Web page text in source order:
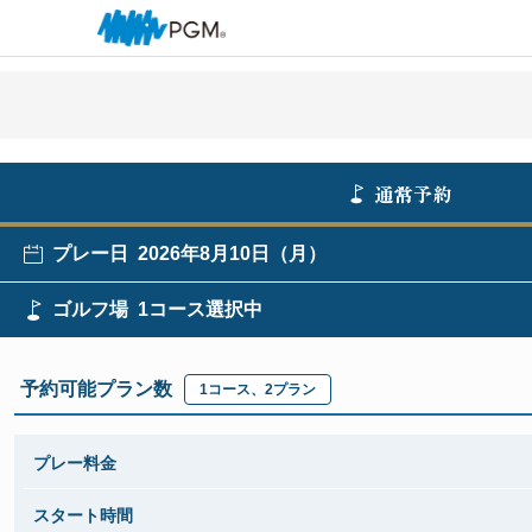
通常予約
プレー日 2026年8月10日（月）
ゴルフ場 1コース選択中
予約可能プラン数 1コース、 2プラン
プレー料金
スタート時間